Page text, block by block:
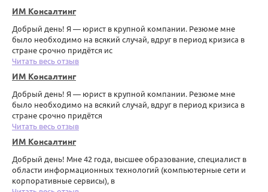
ИМ Консалтинг
Добрый день! Я — юрист в крупной компании. Резюме мне
было необходимо на всякий случай, вдруг в период кризиса в
стране срочно придётся ис
Читать весь отзыв
ИМ Консалтинг
Добрый день! Я — юрист в крупной компании. Резюме мне
было необходимо на всякий случай, вдруг в период кризиса в
стране срочно придётся
Читать весь отзыв
ИМ Консалтинг
Добрый день! Мне 42 года, высшее образование, специалист в
области информационных технологий (компьютерные сети и
корпоративные сервисы), в